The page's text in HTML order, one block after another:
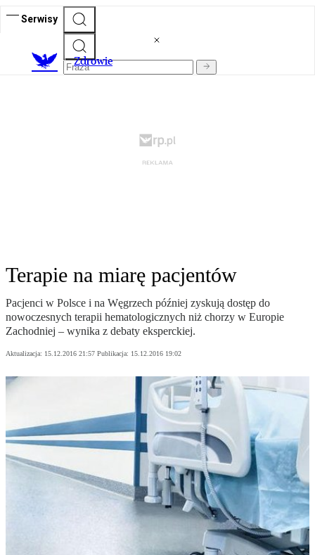
Serwisy
Zdrowie
Terapie na miarę pacjentów
Pacjenci w Polsce i na Węgrzech później zyskują dostęp do
nowoczesnych terapii hematologicznych niż chorzy w Europie
Zachodniej – wynika z debaty eksperckiej.
Aktualizacja: 15.12.2016 21:57 Publikacja: 15.12.2016 19:02